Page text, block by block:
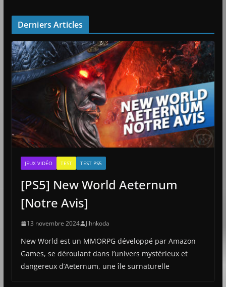
Derniers Articles
JEUX VIDÉO TEST TEST PS5
[PS5] New World Aeternum
[Notre Avis]
13 novembre 2024 Jihnkoda
New World est un MMORPG développé par Amazon
Games, se déroulant dans l’univers mystérieux et
dangereux d’Aeternum, une île surnaturelle